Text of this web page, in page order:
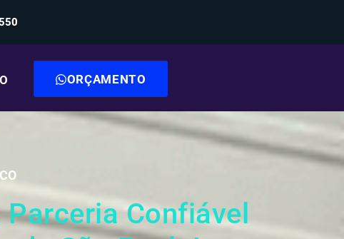
ORÇAMENTO
Confiável